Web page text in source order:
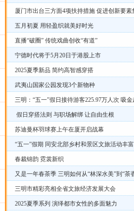
厦门市出台三方面4项扶持措施 促进创新要
五月初夏 用轻盈织就美好时光
直播“破圈” 传统戏曲创收“有道”
宁德时代将于5月20日于港股上市
2025夏季新品 简约高智感穿搭
武夷山国家公园发现3个新物种
三明：“五一”假日接待游客225.97万人次 吸金
假日穿搭法则 与职场解绑 让自由生根
苏迪曼杯羽球赛上午在厦开启战幕
“五一”假期 同安北部乡村和景区文旅活动丰
春裁锦韵 霓裳新织
又是一年春茶季 三明如何从“林深水美”到“茶
三明市精彩亮相全省文旅经济发展大会
2025夏季系列 演绎都市女性的多面魅力